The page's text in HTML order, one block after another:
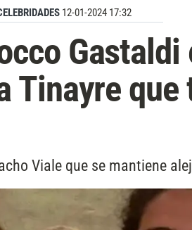
12-01-2024 17:32
Tinayre que
Viale que se mantiene